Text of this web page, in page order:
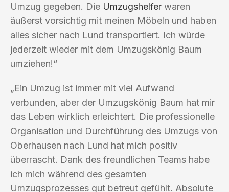
Umzug gegeben. Die Umzugshelfer waren
äußerst vorsichtig mit meinen Möbeln und haben
alles sicher nach Lund transportiert. Ich würde
jederzeit wieder mit dem Umzugskönig Baum
umziehen!“
„Ein Umzug ist immer mit viel Aufwand
verbunden, aber der Umzugskönig Baum hat mir
das Leben wirklich erleichtert. Die professionelle
Organisation und Durchführung des Umzugs von
Oberhausen nach Lund hat mich positiv
überrascht. Dank des freundlichen Teams habe
ich mich während des gesamten
Umzugsprozesses gut betreut gefühlt. Absolute